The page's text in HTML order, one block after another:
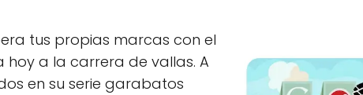
tus propias marcas con el
hoy a la carrera de vallas. A
en su serie garabatos